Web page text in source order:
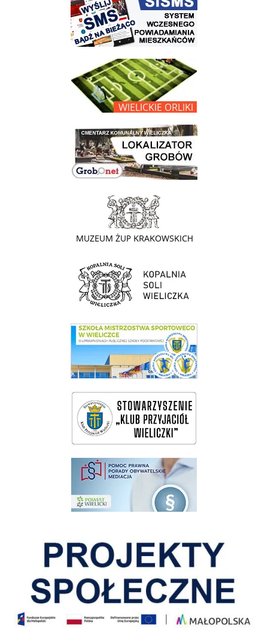
link do opisu projektu Wielickie Orliki
link do lokalizatora grobów na wielickim cmentarzu - grobnet
link do strony - Muzeum Żup Krakowskich Wieliczka
link do strony Kopalni Soli Wieliczka
link do SMS Wieliczka
wieliczka-wieliczanie na bis
pomoc prawna wieliczka